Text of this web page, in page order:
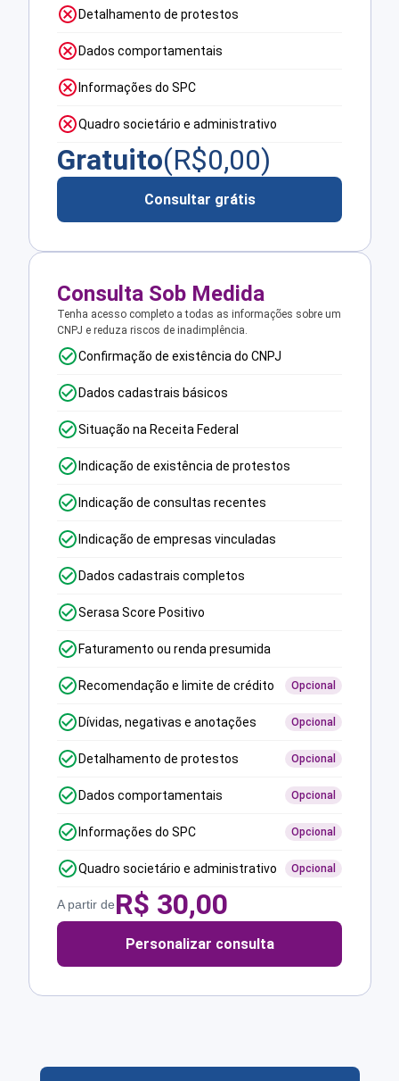
Detalhamento de protestos
Dados comportamentais
Informações do SPC
Quadro societário e administrativo
Gratuito(R$0,00)
Consultar grátis
Consulta Sob Medida
Tenha acesso completo a todas as informações sobre um
CNPJ e reduza riscos de inadimplência.
Confirmação de existência do CNPJ
Dados cadastrais básicos
Situação na Receita Federal
Indicação de existência de protestos
Indicação de consultas recentes
Indicação de empresas vinculadas
Dados cadastrais completos
Serasa Score Positivo
Faturamento ou renda presumida
Recomendação e limite de crédito Opcional
Dívidas, negativas e anotações Opcional
Detalhamento de protestos Opcional
Dados comportamentais Opcional
Informações do SPC Opcional
Quadro societário e administrativo Opcional
A partir deR$ 30,00
Personalizar consulta